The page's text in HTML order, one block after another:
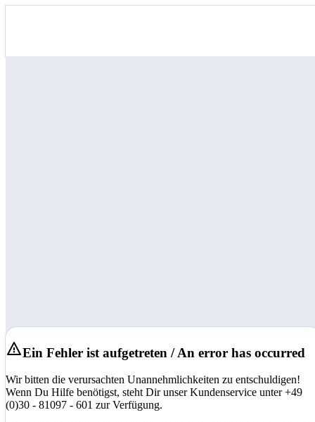
Ein Fehler ist aufgetreten / An error has occurred
Wir bitten die verursachten Unannehmlichkeiten zu entschuldigen!
Wenn Du Hilfe benötigst, steht Dir unser Kundenservice unter +49
(0)30 - 81097 - 601 zur Verfügung.